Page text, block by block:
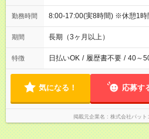
勤務時間 8:00-17:00(実8時間) ※休憩1時
期間 長期（3ヶ月以上）
特徴 日払いOK / 履歴書不要 / 40～
気になる！ 応募す
掲載元企業名 株式会社パット